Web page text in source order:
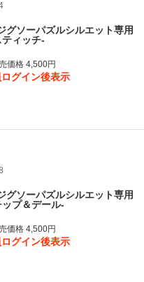
グソーパズルシルエット専用
ィッチ‐
価格 4,500円
グイン後表示
グソーパズルシルエット専用
プ＆デール‐
価格 4,500円
グイン後表示